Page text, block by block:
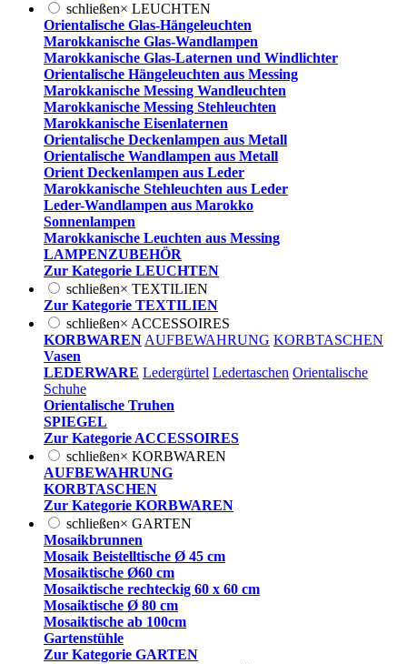
schließen× LEUCHTEN
Orientalische Glas-Hängeleuchten
Marokkanische Glas-Wandlampen
Marokkanische Glas-Laternen und Windlichter
Orientalische Hängeleuchten aus Messing
Marokkanische Messing Wandleuchten
Marokkanische Messing Stehleuchten
Marokkanische Eisenlaternen
Orientalische Deckenlampen aus Metall
Orientalische Wandlampen aus Metall
Orient Deckenlampen aus Leder
Marokkanische Stehleuchten aus Leder
Leder-Wandlampen aus Marokko
Sonnenlampen
Marokkanische Leuchten aus Messing
LAMPENZUBEHÖR
Zur Kategorie LEUCHTEN
schließen× TEXTILIEN
Zur Kategorie TEXTILIEN
schließen× ACCESSOIRES
KORBWAREN AUFBEWAHRUNG KORBTASCHEN
Vasen
LEDERWARE Ledergürtel Ledertaschen Orientalische
Schuhe
Orientalische Truhen
SPIEGEL
Zur Kategorie ACCESSOIRES
schließen× KORBWAREN
AUFBEWAHRUNG
KORBTASCHEN
Zur Kategorie KORBWAREN
schließen× GARTEN
Mosaikbrunnen
Mosaik Beistelltische Ø 45 cm
Mosaiktische Ø60 cm
Mosaiktische rechteckig 60 x 60 cm
Mosaiktische Ø 80 cm
Mosaiktische ab 100cm
Gartenstühle
Zur Kategorie GARTEN